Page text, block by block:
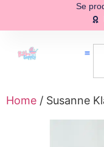
Se
Home / Susanne